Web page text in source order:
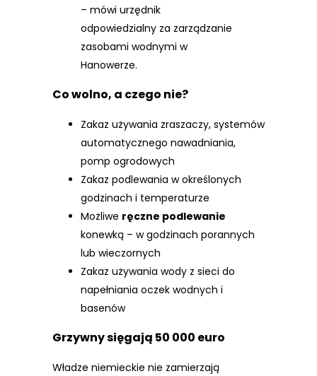
– mówi urzędnik
odpowiedzialny za zarządzanie
zasobami wodnymi w
Hanowerze.
Co wolno, a czego nie?
Zakaz używania zraszaczy, systemów
automatycznego nawadniania,
pomp ogrodowych
Zakaz podlewania w określonych
godzinach i temperaturze
Możliwe ręczne podlewanie
konewką – w godzinach porannych
lub wieczornych
Zakaz używania wody z sieci do
napełniania oczek wodnych i
basenów
Grzywny sięgają 50 000 euro
Władze niemieckie nie zamierzają